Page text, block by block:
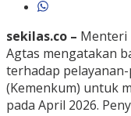
sekilas.co – Menteri
Agtas mengatakan
terhadap
(Kemenkum) untuk
pada April 2026.